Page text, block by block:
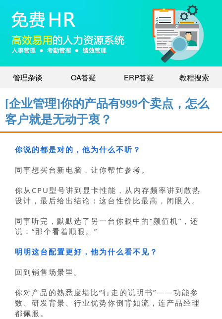
管理杂谈 OA答疑 ERP答疑 教程搜索
[企业管理]你的产品有999个卖点，怎么
客户就是无动于衷？
朋友想减肥，你掏心掏肺地给他推荐健身计划：“你
组12次，间歇45秒，配合蛋白粉效果更好…”
朋友听完，点点头，说：“太麻烦了，我还是先少吃
点吧。”
你说的都是对的，他为什么不听？
同事想买台新电脑，让你帮忙参考。
你从CPU型号讲到显卡性能，从内存频率讲到散热
设计，最后给出结论：这台性价比最高，闭眼入。
同事听完，默默选了另一台你眼中的“颜值机”，还
说：“那个看着顺眼。”
明明这台配置更好，他为什么看不见？
回到销售场景里。
你对产品的熟悉度堪比“行走的说明书”——功能参
数、研发背景、行业优势你倒背如流，连产品经理
都佩服。